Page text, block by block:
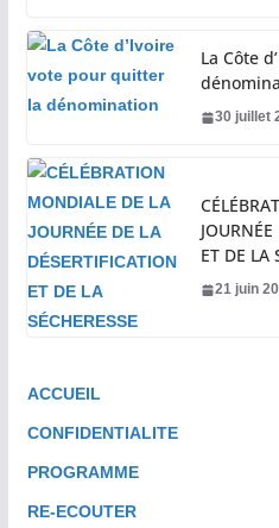
La Côte
30 juillet
ET DE LA
21 juin
ACCUEIL
CONFIDENTIALITE
PROGRAMME
RE-ECOUTER